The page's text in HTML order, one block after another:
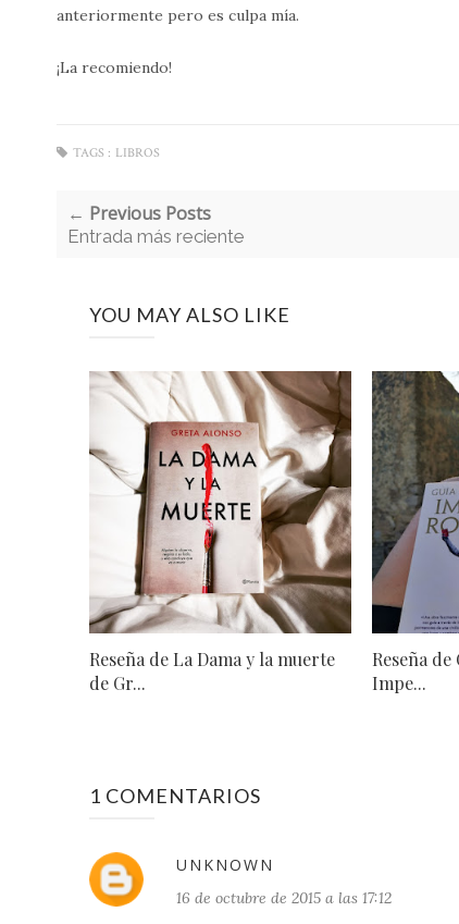
anteriormente pero es culpa mía.
¡La recomiendo!
TAGS : LIBROS
← Previous Posts
Entrada más reciente
YOU MAY ALSO LIKE
Reseña de La Dama y la muerte
de Gr...
Reseña
Impe...
1 COMENTARIOS
UNKNOWN
16 de octubre de 2015 a las 17:12